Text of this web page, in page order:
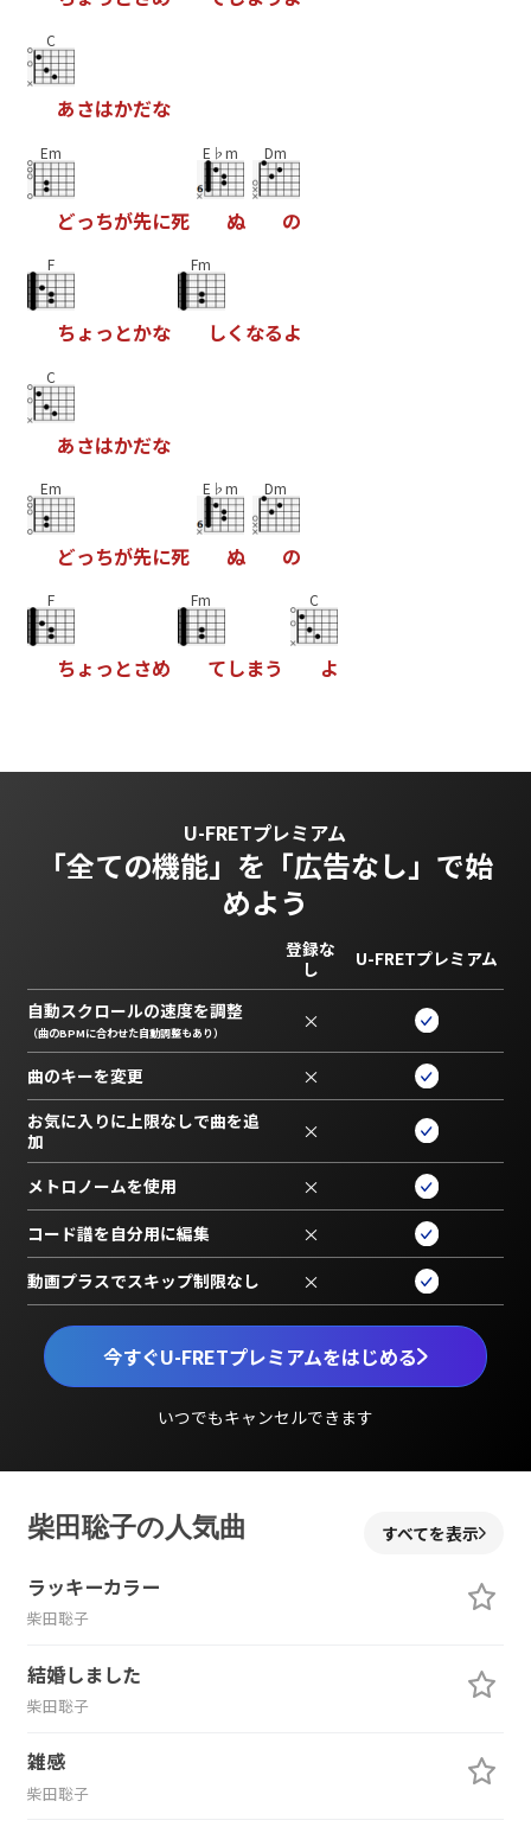
C
あさはかだな
Em
どっちが先に死
E♭m
ぬ
Dm
の
F
ちょ っ とかな
Fm
しく なるよ
C
あさはかだな
Em
どっちが先に死
E♭m
ぬ
Dm
の
F
ちょ っ とさめ
Fm
てしまう
C
よ
U-FRETプレミアム
「全ての機能」を 「広告なし」で始
めよう
今すぐU-FRETプレミアムをはじめる
いつでもキャンセルできます
登録な
し
U-FRETプレミアム
自動スクロールの速度を調整
（曲のBPMに合わせた自動調整もあり） ×
曲のキーを変更 ×
お気に入りに上限なしで曲を追
加
×
メトロノームを使用 ×
コード譜を自分用に編集 ×
動画プラスでスキップ制限なし ×
柴田聡子の人気曲 すべてを表示
ラッキーカラー
柴田聡子
結婚しました
柴田聡子
雑感
柴田聡子